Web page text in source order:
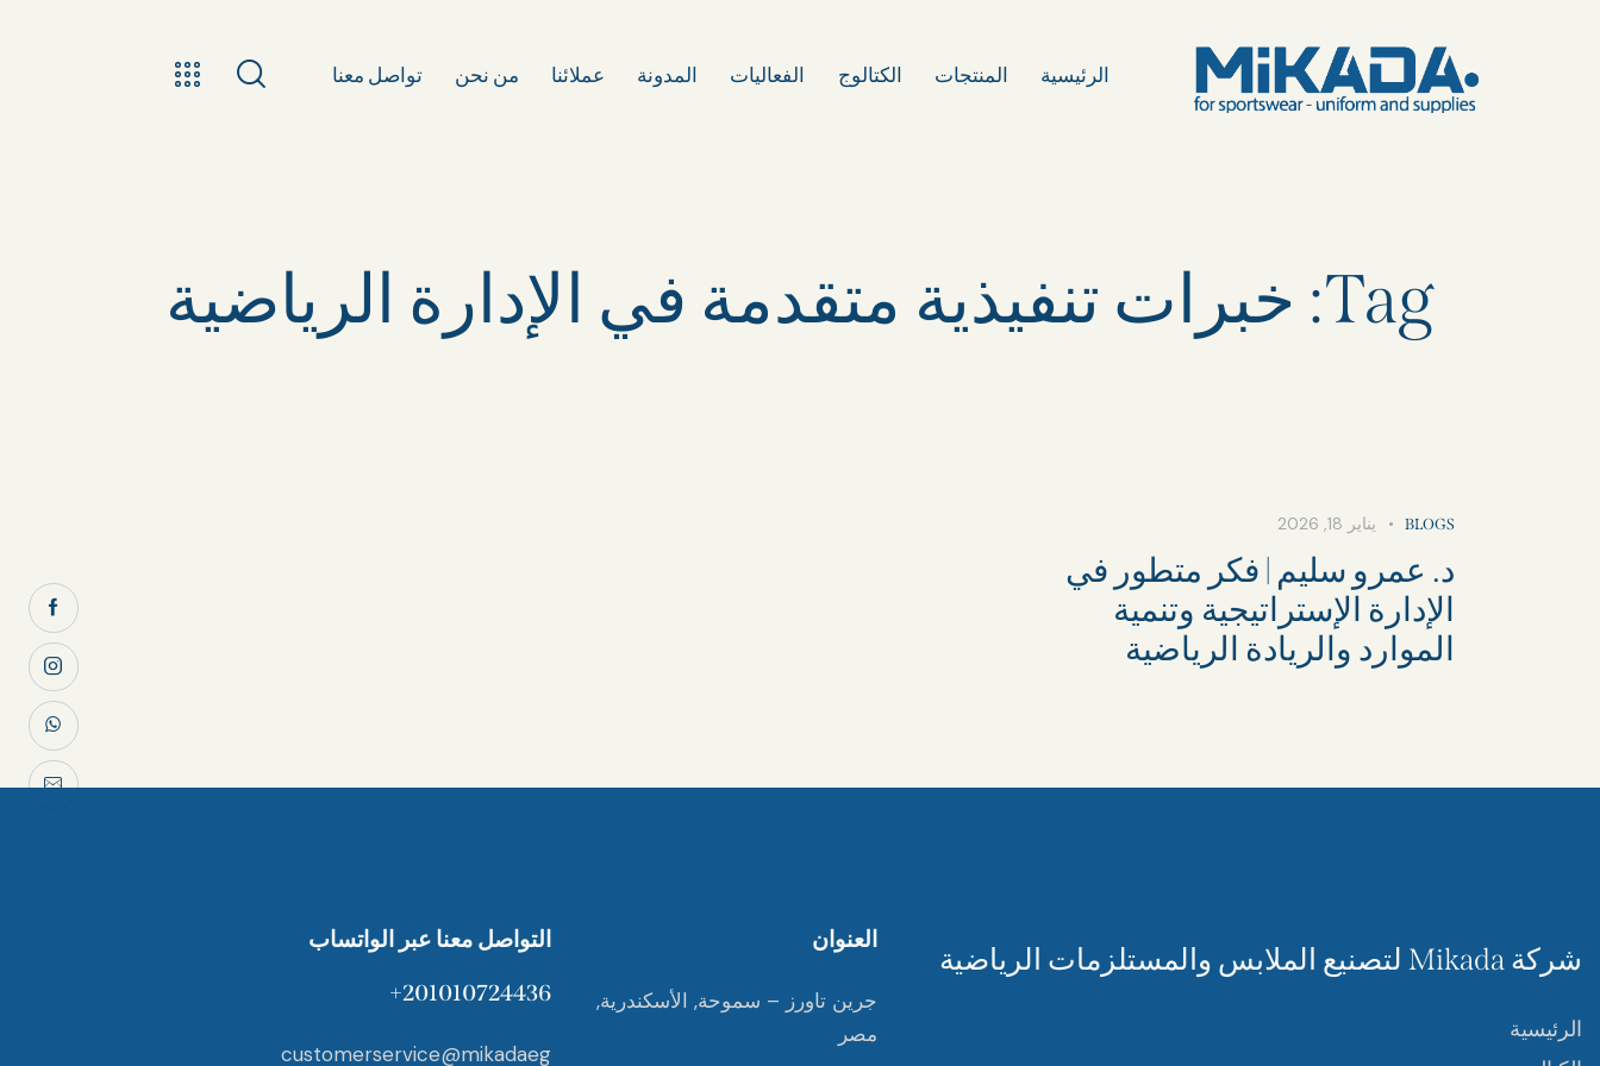
الرئيسية المنتجات الكتالوج الفعاليات المدونة عملائنا من نحن تواصل معنا
Tag: خبرات تنفيذية متقدمة في الإدارة الرياضية
BLOGS يناير 18, 2026
د. عمرو سليم | فكر متطور في
الإدارة الإستراتيجية وتنمية
الموارد والريادة الرياضية
شركة Mikada لتصنيع الملابس والمستلزمات الرياضية
الرئيسية
العنوان
جرين تاورز – سموحة, الأسكندرية,
مصر
التواصل معنا عبر الواتساب
201010724436+
customerservice@mikadaeg